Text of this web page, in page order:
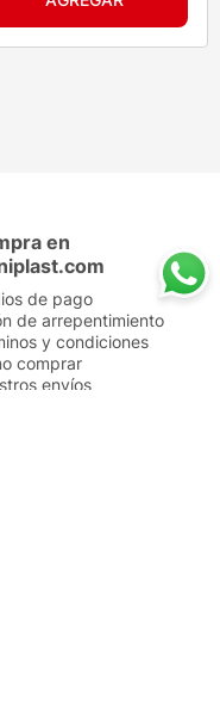
en
de pago
de arrepentimiento
y condiciones
comprar
envíos